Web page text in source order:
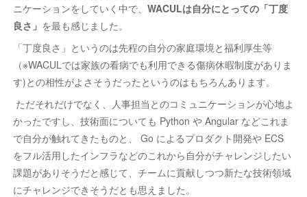
ニケーションをしていく中で、 WACULは自分にとっての「丁度
良さ」 を最も感じました。
「丁度良さ」というのは先程の自分の家庭環境と福利厚生等
（※WACULでは家族の看病でも利用できる傷病休暇制度がありま
す)との相性がよさそうだったというのはもちろんあります。
ただそれだけでなく、人事担当とのコミュニケーションが心地よ
かったですし、技術面についても Python や Angular などこれま
で自分が触れてきたものと、 Go によるプロダクト開発や ECS
をフル活用したインフラなどのこれから自分がチャレンジしたい
課題がありそうだと感じて、チームに貢献しつつ新たな技術領域
にチャレンジできそうだとも思えました。